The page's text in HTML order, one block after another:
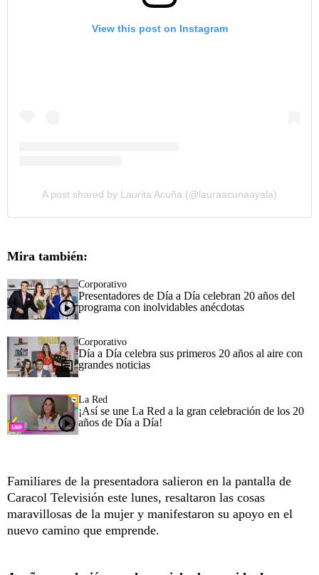
View this post on Instagram
A post shared by Laurita Acuña (@lauraacunaayala)
Mira también:
Corporativo
Presentadores de Día a Día celebran 20 años del
programa con inolvidables anécdotas
Corporativo
Día a Día celebra sus primeros 20 años al aire con
grandes noticias
La Red
¡Así se une La Red a la gran celebración de los 20
años de Día a Día!
Familiares de la presentadora salieron en la pantalla de
Caracol Televisión este lunes, resaltaron las cosas
maravillosas de la mujer y manifestaron su apoyo en el
nuevo camino que emprende.